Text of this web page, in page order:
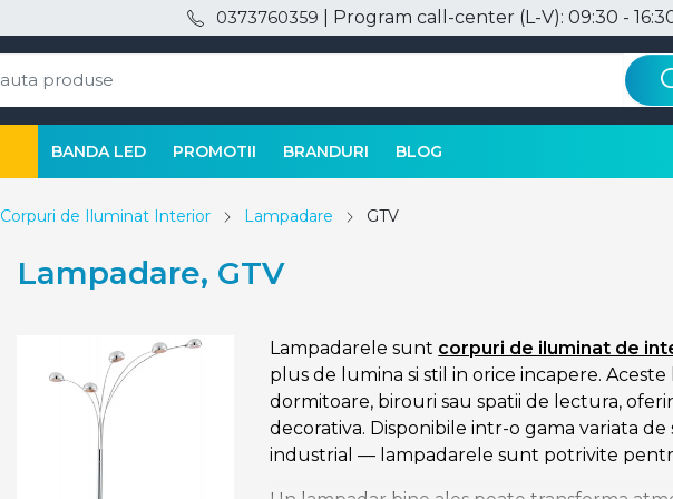
0373760359 | Program call-center (L-V): 09:30 -
BANDA LED PROMOTII BRANDURI BLOG
Corpuri de Iluminat Interior Lampadare GTV
Lampadare, GTV
Lampadarele sunt corpuri de iluminat de
plus de lumina si stil in orice incapere.
dormitoare, birouri sau spatii de lectura,
decorativa. Disponibile intr-o gama variata
industrial — lampadarele sunt potrivite